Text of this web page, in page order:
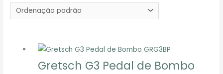
Gretsch G3 Pedal de Bombo